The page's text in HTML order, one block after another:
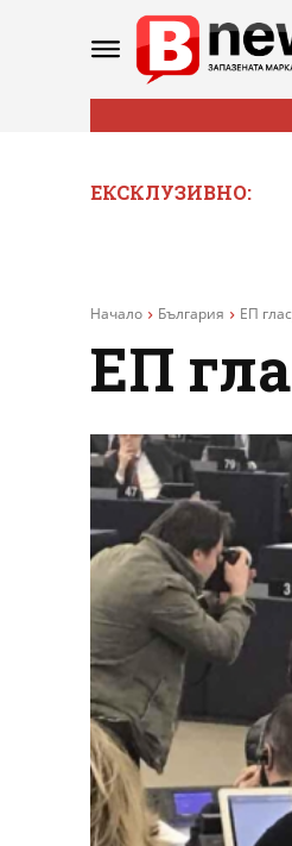
ЕКСКЛУЗИВНО:
Начало България ЕП
ЕП